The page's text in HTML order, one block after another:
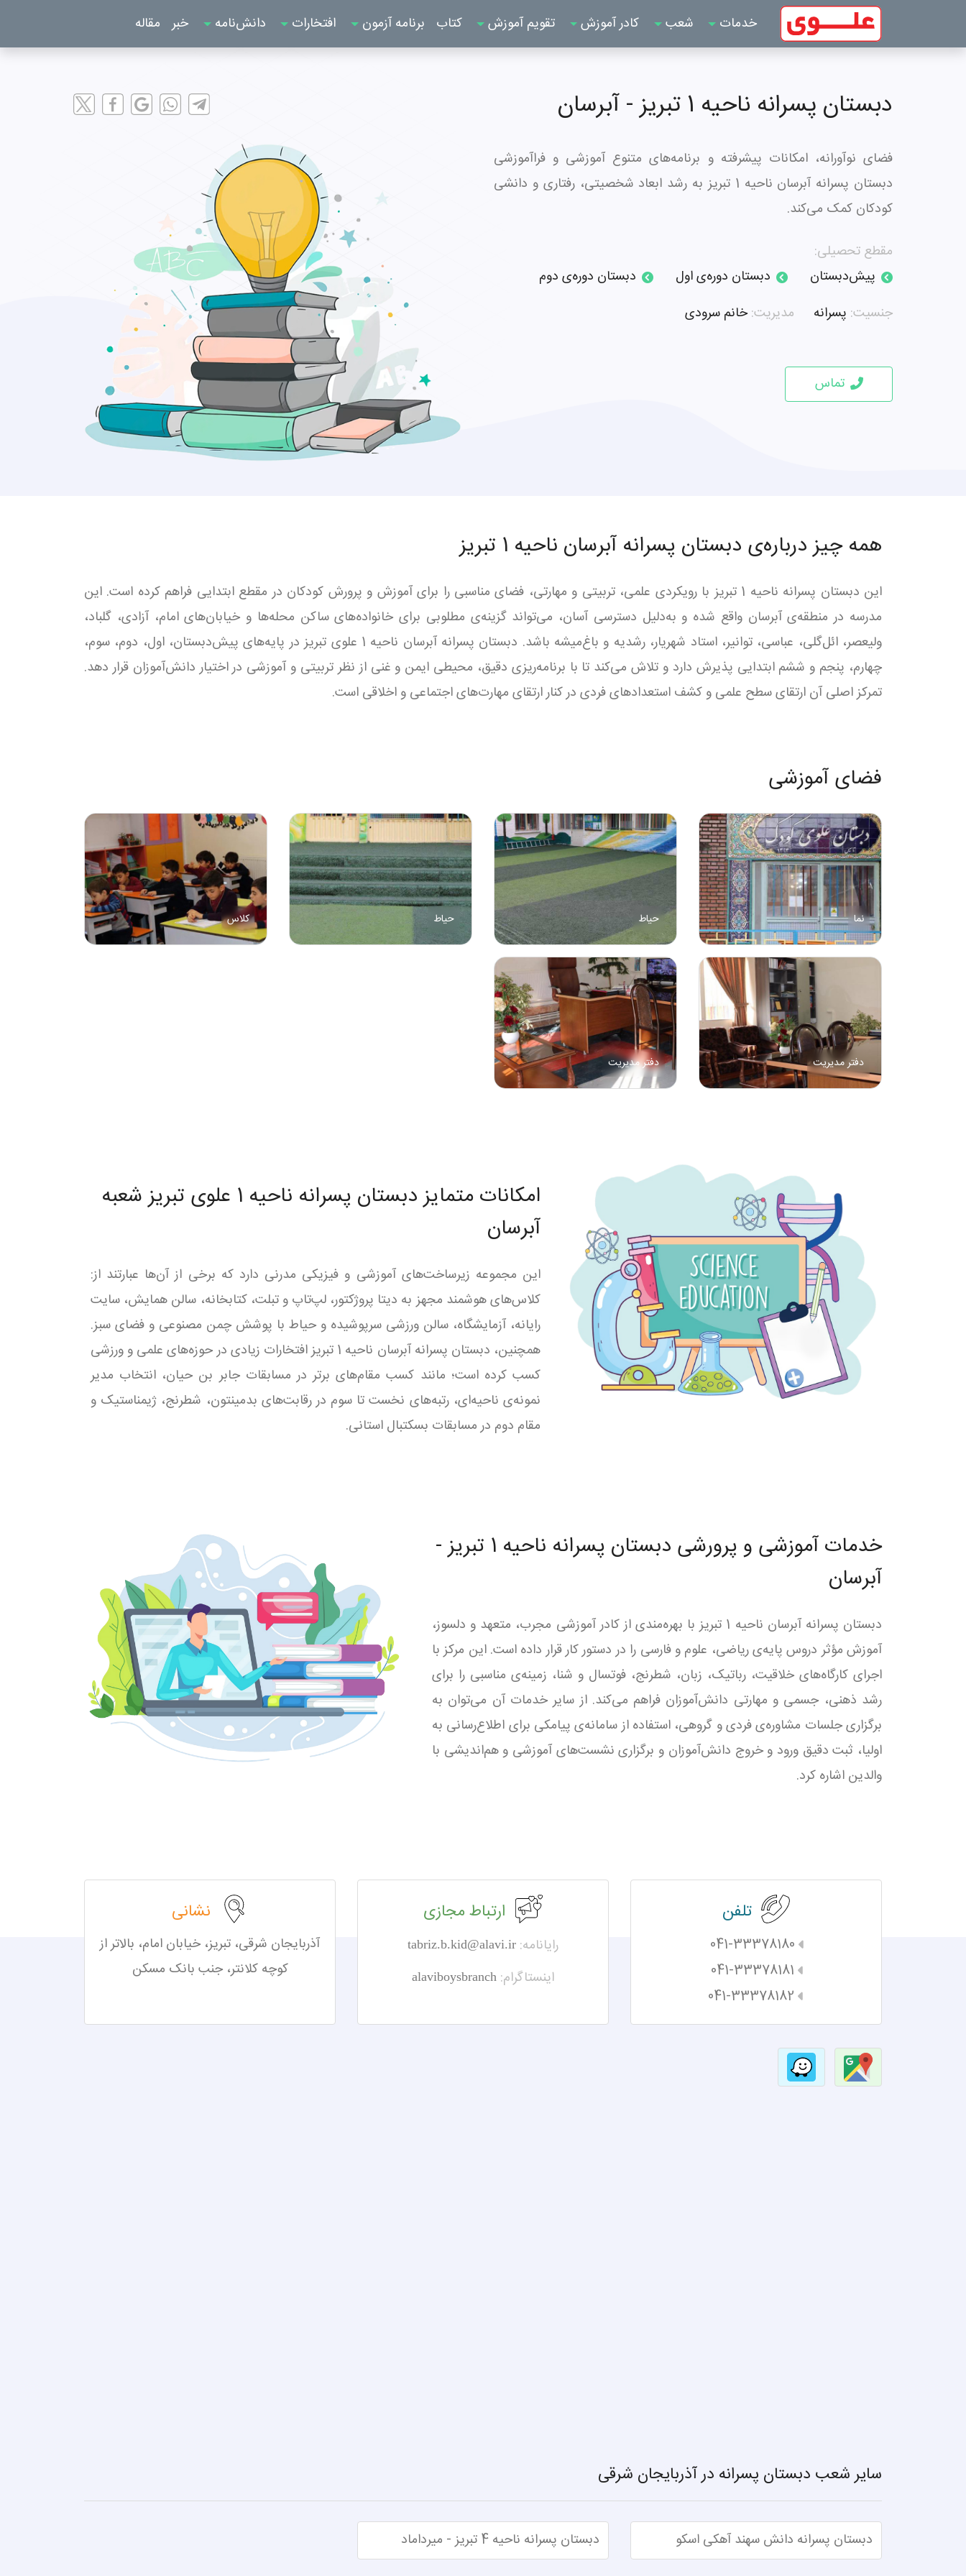
خدمات شعب کادر آموزش تقویم آموزش کتاب برنامه آزمون افتخارات دانش‌نامه خبر مقاله
دبستان پسرانه ناحیه 1 تبریز - آبرسان
فضای نوآورانه، امکانات پیشرفته و برنامه‌های متنوع آموزشی و فراآموزشی
دبستان پسرانه آبرسان ناحیه 1 تبریز به رشد ابعاد شخصیتی، رفتاری و دانشی
کودکان کمک می‌کند.
مقطع تحصیلی:
پیش‌دبستان
دبستان دوره‌ی اول
دبستان دوره‌ی دوم
جنسیت: پسرانه مدیریت:خانم سرودی
تماس
همه چیز درباره‌ی دبستان پسرانه آبرسان ناحیه 1 تبریز
این دبستان پسرانه ناحیه 1 تبریز با رویکردی علمی، تربیتی و مهارتی، فضای مناسبی را برای آموزش و پرورش کودکان در مقطع ابتدایی فراهم کرده است. این
مدرسه در منطقه‌ی آبرسان واقع شده و به‌دلیل دسترسی آسان، می‌تواند گزینه‌ی مطلوبی برای خانواده‌های ساکن محله‌ها و خیابان‌های امام، آزادی، گلباد،
ولیعصر، ائل‌گلی، عباسی، توانیر، استاد شهریار، رشدیه و باغ‌میشه باشد. دبستان پسرانه آبرسان ناحیه 1 علوی تبریز در پایه‌های پیش‌دبستان، اول، دوم، سوم،
چهارم، پنجم و ششم ابتدایی پذیرش دارد و تلاش می‌کند تا با برنامه‌ریزی دقیق، محیطی ایمن و غنی از نظر تربیتی و آموزشی در اختیار دانش‌آموزان قرار دهد.
تمرکز اصلی آن ارتقای سطح علمی و کشف استعدادهای فردی در کنار ارتقای مهارت‌های اجتماعی و اخلاقی است.
فضای آموزشی
نما حیاط حیاط کلاس
دفتر مدیریت دفتر مدیریت
امکانات متمایز دبستان پسرانه ناحیه 1 علوی تبریز شعبه
آبرسان
این مجموعه زیرساخت‌های آموزشی و فیزیکی مدرنی دارد که برخی از آن‌ها عبارتند از:
کلاس‌های هوشمند مجهز به دیتا پروژکتور، لپ‌تاپ و تبلت، کتابخانه، سالن همایش، سایت
رایانه، آزمایشگاه، سالن ورزشی سرپوشیده و حیاط با پوشش چمن مصنوعی و فضای سبز.
همچنین، دبستان پسرانه آبرسان ناحیه 1 تبریز افتخارات زیادی در حوزه‌های علمی و ورزشی
کسب کرده است؛ مانند کسب مقام‌های برتر در مسابقات جابر بن حیان، انتخاب مدیر
نمونه‌ی ناحیه‌ای، رتبه‌های نخست تا سوم در رقابت‌های بدمینتون، شطرنج، ژیمناستیک و
مقام دوم در مسابقات بسکتبال استانی.
خدمات آموزشی و پرورشی دبستان پسرانه ناحیه 1 تبریز -
آبرسان
دبستان پسرانه آبرسان ناحیه 1 تبریز با بهره‌مندی از کادر آموزشی مجرب، متعهد و دلسوز،
آموزش مؤثر دروس پایه‌ی ریاضی، علوم و فارسی را در دستور کار قرار داده است. این مرکز با
اجرای کارگاه‌های خلاقیت، رباتیک، زبان، شطرنج، فوتسال و شنا، زمینه‌ی مناسبی را برای
رشد ذهنی، جسمی و مهارتی دانش‌آموزان فراهم می‌کند. از سایر خدمات آن می‌توان به
برگزاری جلسات مشاوره‌ی فردی و گروهی، استفاده از سامانه‌ی پیامکی برای اطلاع‌رسانی به
اولیا، ثبت دقیق ورود و خروج دانش‌آموزان و برگزاری نشست‌های آموزشی و هم‌اندیشی با
والدین اشاره کرد.
تلفن
041-33378180
041-33378181
041-33378182
ارتباط مجازی
رایانامه: tabriz.b.kid@alavi.ir
اینستاگرام: alaviboysbranch
نشانی
آذربایجان شرقی، تبریز، خیابان امام، بالاتر از
کوچه کلانتر، جنب بانک مسکن
سایر شعب دبستان پسرانه در آذربایجان شرقی
دبستان پسرانه دانش سهند آهکی اسکو دبستان پسرانه ناحیه 4 تبریز - میرداماد